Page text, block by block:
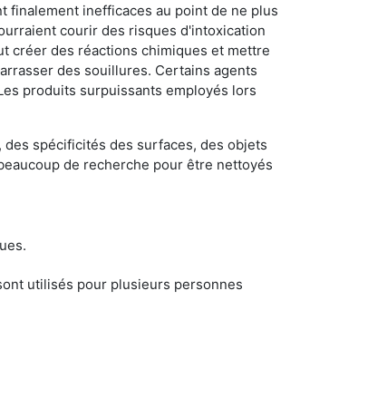
finalement inefficaces au point de ne plus
courir des risques d'intoxication
créer des réactions chimiques et mettre
des souillures. Certains agents
produits surpuissants employés lors
spécificités des surfaces, des objets
de recherche pour être nettoyés
utilisés pour plusieurs personnes